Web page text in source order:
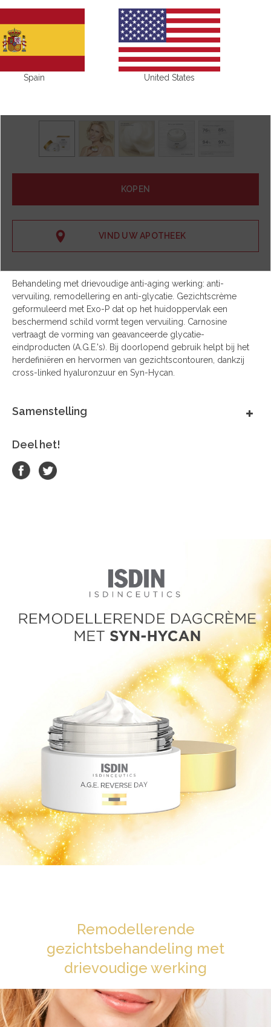
KOPEN
VIND UW APOTHEEK
Behandeling met drievoudige anti-aging werking: anti-
vervuiling, remodellering en anti-glycatie. Gezichtscrème
geformuleerd met Exo-P dat op het huidoppervlak een
beschermend schild vormt tegen vervuiling. Carnosine
vertraagt de vorming van geavanceerde glycatie-
eindproducten (A.G.E.'s). Bij doorlopend gebruik helpt bij het
herdefiniëren en hervormen van gezichtscontouren, dankzij
cross-linked hyaluronzuur en Syn-Hycan.
Samenstelling
Deel het!
Remodellerende
gezichtsbehandeling met
drievoudige werking
Spain United States